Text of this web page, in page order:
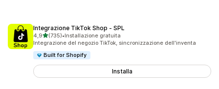
Integrazione TikTok Shop ‑ SPL
4,9stelle su 5
(735)
735 recensioni totali
•Installazione gratuita
Integrazione del negozio TikTok, sincronizzazione dell'inventa
Built for Shopify
Installa